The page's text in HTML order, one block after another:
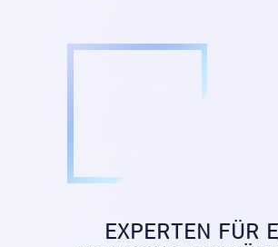
EXPERTEN FÜR